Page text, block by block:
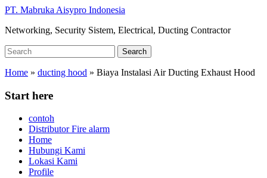
Skip
main
PT. Mabruka Aisypro Indonesia
Networking, Security Sistem, Electrical, Ducting Contractor
Search
for:
Search
Home » ducting hood » Biaya Instalasi Air Ducting Exhaust Hood
Start here
contoh
Distributor Fire alarm
Home
Hubungi Kami
Lokasi Kami
Profile